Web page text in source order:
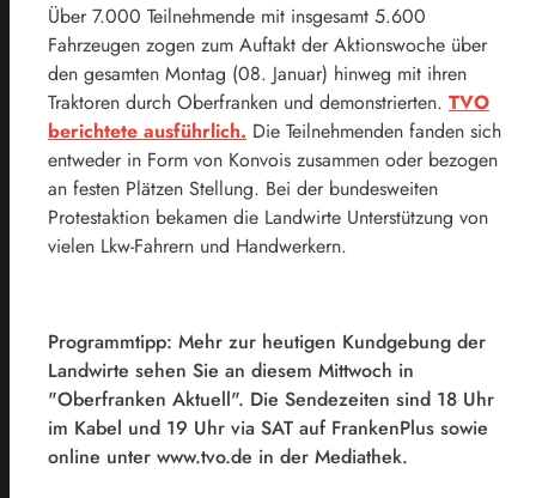
Über 7.000 Teilnehmende mit insgesamt 5.600
Fahrzeugen zogen zum Auftakt der Aktionswoche über
den gesamten Montag (08. Januar) hinweg mit ihren
Traktoren durch Oberfranken und demonstrierten. TVO
berichtete ausführlich. Die Teilnehmenden fanden sich
entweder in Form von Konvois zusammen oder bezogen
an festen Plätzen Stellung. Bei der bundesweiten
Protestaktion bekamen die Landwirte Unterstützung von
vielen Lkw-Fahrern und Handwerkern.
Programmtipp: Mehr zur heutigen Kundgebung der
Landwirte sehen Sie an diesem Mittwoch in
"Oberfranken Aktuell". Die Sendezeiten sind 18 Uhr
im Kabel und 19 Uhr via SAT auf FrankenPlus sowie
online unter www.tvo.de in der Mediathek.